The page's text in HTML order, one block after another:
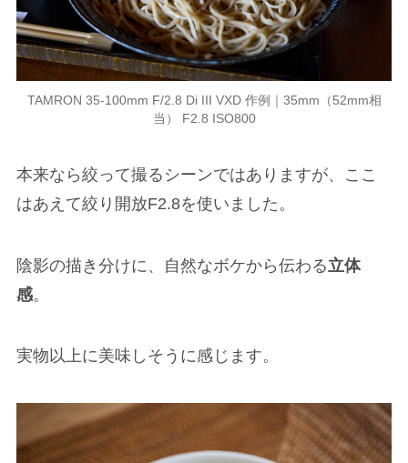
TAMRON 35-100mm F/2.8 Di III VXD 作例｜35mm（52mm相
当） F2.8 ISO800
本来なら絞って撮るシーンではありますが、ここ
はあえて絞り開放F2.8を使いました。
陰影の描き分けに、自然なボケから伝わる立体
感。
実物以上に美味しそうに感じます。